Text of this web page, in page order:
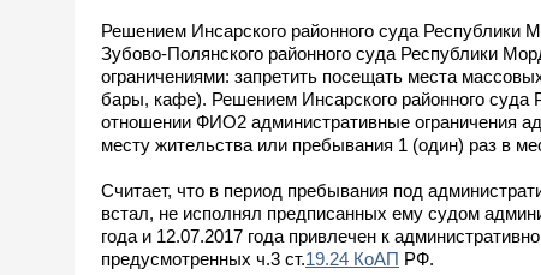
Решением Инсарского районного суда Республики
Зубово-Полянского районного суда Республики
ограничениями: запретить посещать места
бары, кафе). Решением Инсарского районного суда
отношении ФИО2 административные ограничения
месту жительства или пребывания 1 (один) раз в
Считает, что в период пребывания под
встал, не исполнял предписанных ему судом
года и 12.07.2017 года привлечен к
предусмотренных ч.3 ст.19.24 КоАП РФ.